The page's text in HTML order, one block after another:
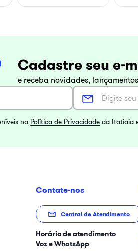
Cadastre seu e-
e receba novidades,
na Política de Privacidade da Itatiaia
Contate-nos
Central de Atendimento
Horário de atendimento
Voz e WhatsApp